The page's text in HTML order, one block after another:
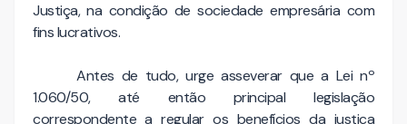
Justiça, na condição de sociedade empresária com
fins lucrativos.
Antes de tudo, urge asseverar que a Lei nº
1.060/50, até então principal legislação
correspondente a regular os benefícios da justiça